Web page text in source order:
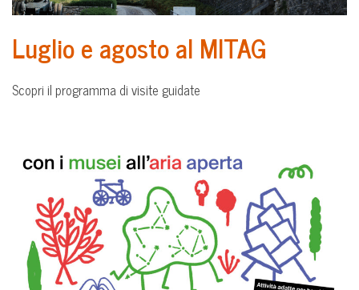
Luglio e agosto al MITAG
Scopri il programma di visite guidate